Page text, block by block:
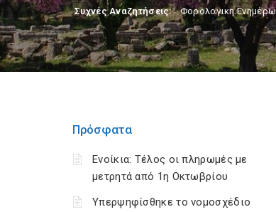
Συχνές Αναζητήσεις: Φορολογικη
Πρόσφατα
Ενοίκια: Τέλος οι πληρωμές με
μετρητά από 1η Οκτωβρίου
Υπερψηφίσθηκε το νομοσχέδιο